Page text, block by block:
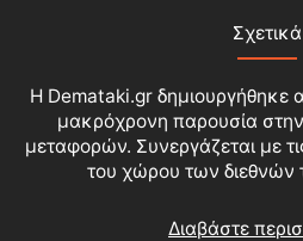
Σχετικά
Η Demataki.gr δημιουργήθηκε
μακρόχρονη παρουσία
μεταφορών. Συνεργάζεται με
του χώρου των
Διαβάστε